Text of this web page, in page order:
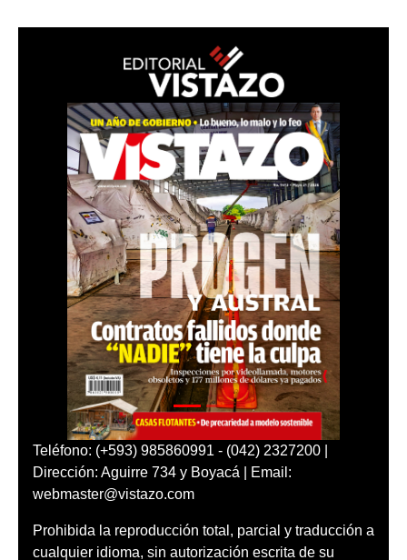
Teléfono: (+593) 985860991 - (042) 2327200 |
Dirección: Aguirre 734 y Boyacá | Email:
webmaster@vistazo.com
Prohibida la reproducción total, parcial y traducción a
cualquier idioma, sin autorización escrita de su